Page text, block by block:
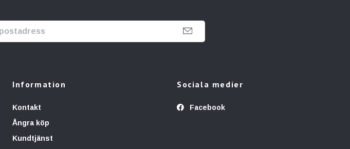
Information
Kontakt
Ångra köp
Kundtjänst
Sociala medier
Facebook